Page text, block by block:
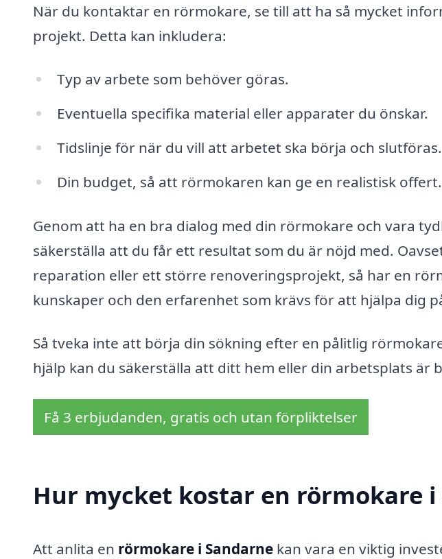
När du kontaktar en rörmokare, se till att ha så mycket
projekt. Detta kan inkludera:
Typ av arbete som behöver göras.
Eventuella specifika material eller apparater du önskar.
Tidslinje för när du vill att arbetet ska börja och slutföras.
Din budget, så att rörmokaren kan ge en realistisk offert.
Genom att ha en bra dialog med din rörmokare och vara
säkerställa att du får ett resultat som du är nöjd med.
reparation eller ett större renoveringsprojekt, så har en
kunskaper och den erfarenhet som krävs för att hjälpa dig
Så tveka inte att börja din sökning efter en pålitlig
hjälp kan du säkerställa att ditt hem eller din arbetsplats är
Få 3 erbjudanden, gratis och utan förpliktelser
Hur mycket kostar en rörmokare i
Att anlita en rörmokare i Sandarne kan vara en viktig